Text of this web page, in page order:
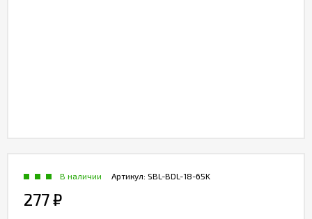
Артикул: SBL-BDL-18-65K
В наличии
277₽